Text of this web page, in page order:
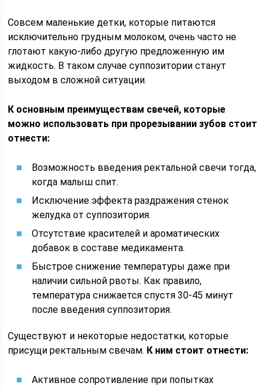
Совсем маленькие детки, которые питаются
исключительно грудным молоком, очень часто не
глотают какую-либо другую предложенную им
жидкость. В таком случае суппозитории станут
выходом в сложной ситуации.
К основным преимуществам свечей, которые
можно использовать при прорезывании зубов стоит
отнести:
Возможность введения ректальной свечи тогда,
когда малыш спит.
Исключение эффекта раздражения стенок
желудка от суппозитория.
Отсутствие красителей и ароматических
добавок в составе медикамента.
Быстрое снижение температуры даже при
наличии сильной рвоты. Как правило,
температура снижается спустя 30-45 минут
после введения суппозитория.
Существуют и некоторые недостатки, которые
присущи ректальным свечам. К ним стоит отнести:
Активное сопротивление при попытках